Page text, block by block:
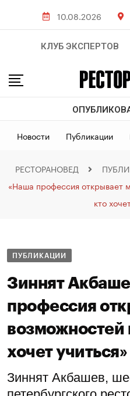
10.08.2026
КЛУБ ЭКСПЕРТОВ
Новости Публикации
РЕСТОРАНОВЕД
«Наша профессия открывает
кто
ПУБЛИКАЦИИ
Зиннят
профессия
возможностей
хочет учиться»
Зиннят Акбашев,